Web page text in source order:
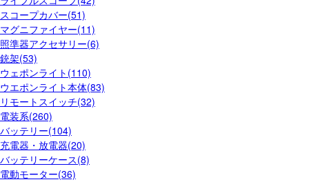
スコープカバー(51)
マグニファイヤー(11)
照準器アクセサリー(6)
銃架(53)
ウェポンライト(110)
ウエポンライト本体(83)
リモートスイッチ(32)
電装系(260)
バッテリー(104)
充電器・放電器(20)
バッテリーケース(8)
電動モーター(36)